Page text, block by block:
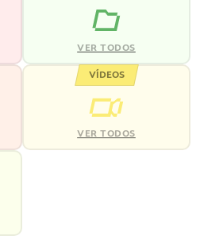
VER TODOS
VÍDEOS
VER TODOS